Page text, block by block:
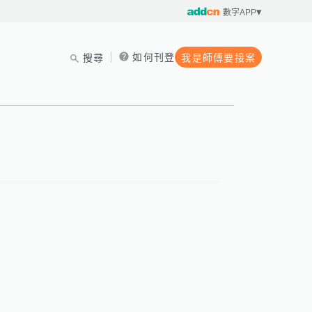
數字APP
搜尋 如何刊登 我是師傅要接案